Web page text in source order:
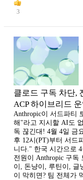
3
클로드 구독 차단,
ACP 하이브리드
Anthropic이 서드파티
해"라고 지시할 AI도
독 끊긴대! 4월 4일 금
후 12시(PT)부터 서드
니다." 한국 시간으로
전원이 Anthropic 구독
이, 돈냥이, 루틴이,
이 막히면? 팀 전체가